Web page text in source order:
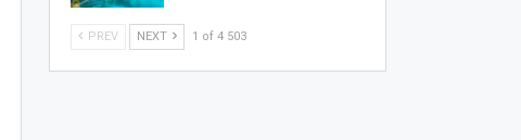
PREV NEXT 1 of 4 503